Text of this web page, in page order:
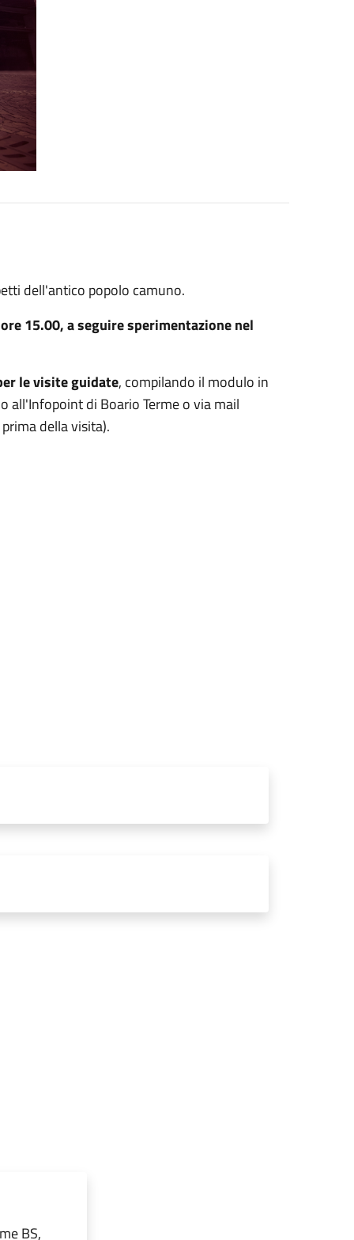
dell'antico popolo camuno.
15.00, a seguire sperimentazione nel
le visite guidate, compilando il modulo in
all'Infopoint di Boario Terme o via mail
della visita).
BS,